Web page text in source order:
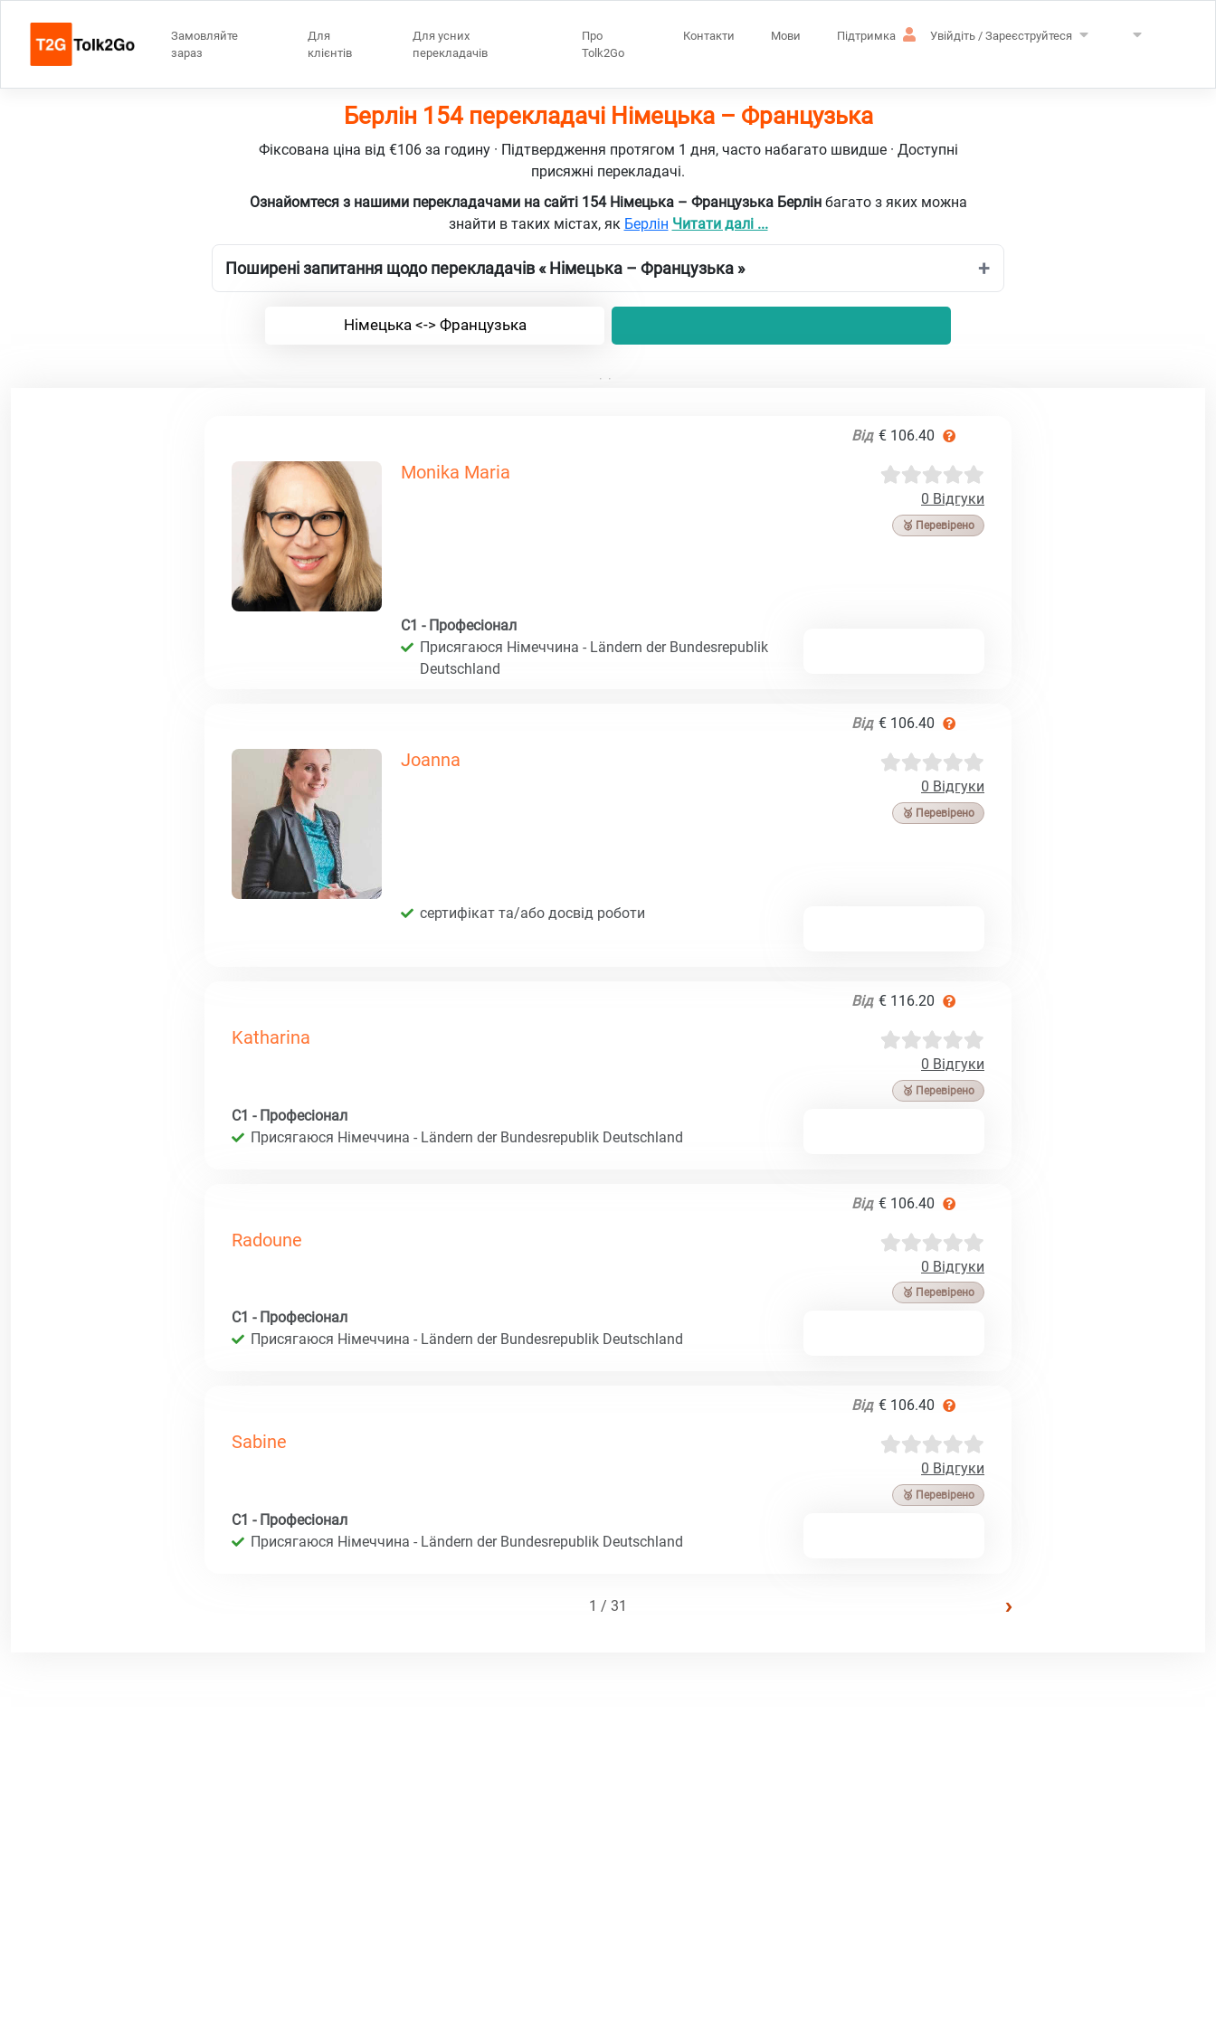
Замовляйте
зараз
Для
клієнтів
Для усних
перекладачів
Про
Tolk2Go
Контакти Мови Підтримка Увійдіть / Зареєструйтеся
Берлін 154 перекладачі Німецька – Французька
Фіксована ціна від €106 за годину · Підтвердження протягом 1 дня, часто набагато швидше · Доступні
присяжні перекладачі.
Ознайомтеся з нашими перекладачами на сайті 154 Німецька – Французька Берлін багато з яких можна
знайти в таких містах, як Берлін Читати далі ...
Поширені запитання щодо перекладачів « Німецька – Французька »
Німецька <-> Французька
Від € 106.40
Monika Maria
0 Відгуки
🥉 Перевірено
C1 - Професіонал
Присягаюся Німеччина - Ländern der Bundesrepublik
Deutschland
Від € 106.40
Joanna
0 Відгуки
🥉 Перевірено
сертифікат та/або досвід роботи
Від € 116.20
Katharina
0 Відгуки
🥉 Перевірено
C1 - Професіонал
Присягаюся Німеччина - Ländern der Bundesrepublik Deutschland
Від € 106.40
Radoune
0 Відгуки
🥉 Перевірено
C1 - Професіонал
Присягаюся Німеччина - Ländern der Bundesrepublik Deutschland
Від € 106.40
Sabine
0 Відгуки
🥉 Перевірено
C1 - Професіонал
Присягаюся Німеччина - Ländern der Bundesrepublik Deutschland
1 / 31 ›